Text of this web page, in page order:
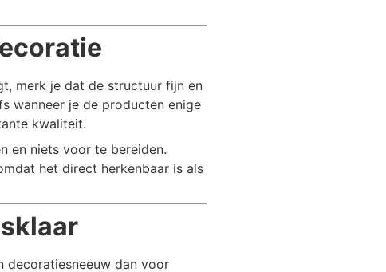
merk je dat de structuur fijn en
wanneer je de producten enige
kwaliteit.
en niets voor te bereiden.
het direct herkenbaar is als
decoratiesneeuw dan voor